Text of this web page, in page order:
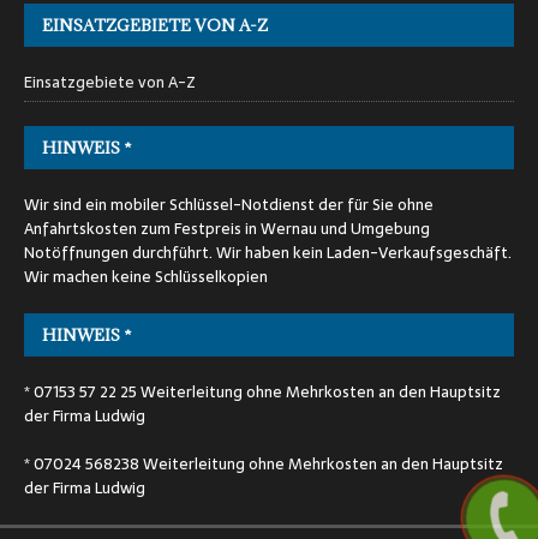
EINSATZGEBIETE VON A-Z
Einsatzgebiete von A-Z
HINWEIS *
Wir sind ein mobiler Schlüssel-Notdienst der für Sie ohne
Anfahrtskosten zum Festpreis in Wernau und Umgebung
Notöffnungen durchführt. Wir haben kein Laden-Verkaufsgeschäft.
Wir machen keine Schlüsselkopien
HINWEIS *
* 07153 57 22 25 Weiterleitung ohne Mehrkosten an den Hauptsitz
der Firma Ludwig
* 07024 568238 Weiterleitung ohne Mehrkosten an den Hauptsitz
der Firma Ludwig